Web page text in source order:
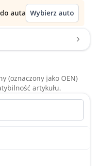
auta Wybierz auto
(oznaczony jako OEN)
artykułu.